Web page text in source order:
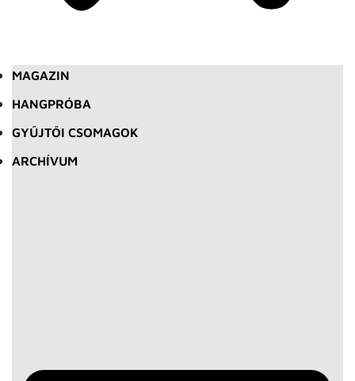
MAGAZIN
HANGPRÓBA
GYŰJTŐI CSOMAGOK
ARCHÍVUM